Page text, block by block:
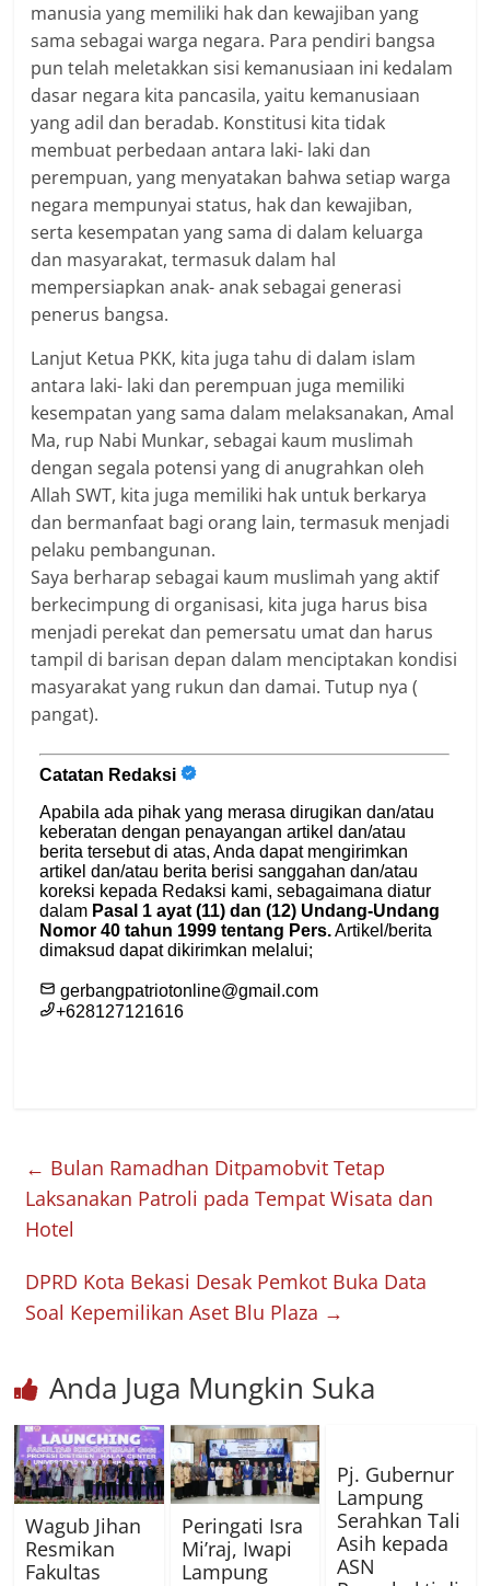
manusia yang memiliki hak dan kewajiban yang
sama sebagai warga negara. Para pendiri bangsa
pun telah meletakkan sisi kemanusiaan ini kedalam
dasar negara kita pancasila, yaitu kemanusiaan
yang adil dan beradab. Konstitusi kita tidak
membuat perbedaan antara laki- laki dan
perempuan, yang menyatakan bahwa setiap warga
negara mempunyai status, hak dan kewajiban,
serta kesempatan yang sama di dalam keluarga
dan masyarakat, termasuk dalam hal
mempersiapkan anak- anak sebagai generasi
penerus bangsa.
Lanjut Ketua PKK, kita juga tahu di dalam islam
antara laki- laki dan perempuan juga memiliki
kesempatan yang sama dalam melaksanakan, Amal
Ma, rup Nabi Munkar, sebagai kaum muslimah
dengan segala potensi yang di anugrahkan oleh
Allah SWT, kita juga memiliki hak untuk berkarya
dan bermanfaat bagi orang lain, termasuk menjadi
pelaku pembangunan.
Saya berharap sebagai kaum muslimah yang aktif
berkecimpung di organisasi, kita juga harus bisa
menjadi perekat dan pemersatu umat dan harus
tampil di barisan depan dalam menciptakan kondisi
masyarakat yang rukun dan damai. Tutup nya (
pangat).
← Bulan Ramadhan Ditpamobvit Tetap
Laksanakan Patroli pada Tempat Wisata dan
Hotel
DPRD Kota Bekasi Desak Pemkot Buka Data
Soal Kepemilikan Aset Blu Plaza →
Anda Juga Mungkin Suka
Wagub Jihan
Resmikan
Fakultas
Peringati Isra
Mi’raj, Iwapi
Lampung
Pj. Gubernur
Lampung
Serahkan Tali
Asih kepada
ASN